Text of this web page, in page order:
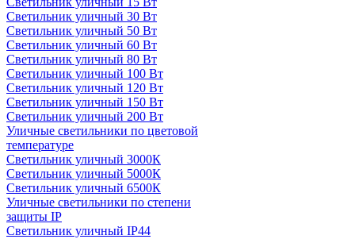
Светильник уличный 30 Вт
Светильник уличный 50 Вт
Светильник уличный 60 Вт
Светильник уличный 80 Вт
Светильник уличный 100 Вт
Светильник уличный 120 Вт
Светильник уличный 150 Вт
Светильник уличный 200 Вт
Уличные светильники по цветовой
температуре
Cветильник уличный 3000К
Cветильник уличный 5000К
Cветильник уличный 6500К
Уличные светильники по степени
защиты IP
Светильник уличный IP44